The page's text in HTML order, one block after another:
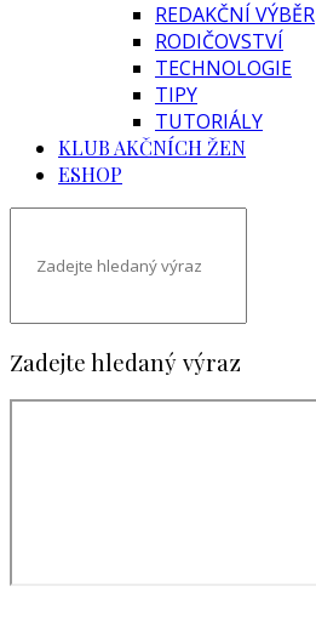
REDAKČNÍ VÝBĚR
RODIČOVSTVÍ
TECHNOLOGIE
TIPY
TUTORIÁLY
KLUB AKČNÍCH ŽEN
ESHOP
Zadejte hledaný výraz